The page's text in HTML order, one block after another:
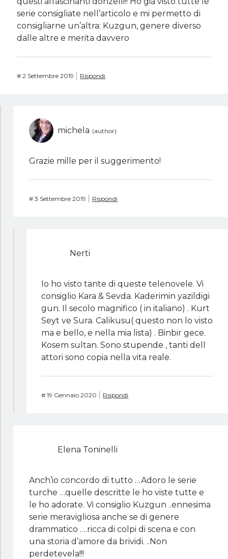
serie consigliate nell’articolo e mi permetto di
consigliarne un’altra: Kuzgun, genere diverso
dalle altre e merita davvero
#2 Settembre 2019 Rispondi
michela
Grazie mille per il suggerimento!
#3 Settembre 2019 Rispondi
Nerti
Io ho visto tante di queste telenovele. Vi
consiglio Kara & Sevda. Kaderimin yazildigi
gun. Il secolo magnifico ( in italiano) . Kurt
Seyt ve Sura. Calikusu( questo non lo visto
ma e bello, e nella mia lista) . Binbir gece.
Kosem sultan. Sono stupende , tanti dell
attori sono copia nella vita reale.
#19 Gennaio 2020 Rispondi
Elena Toninelli
Anch’io concordo di tutto …Adoro le serie
turche …quelle descritte le ho viste tutte e
le ho adorate. Vi consiglio Kuzgun ..ennesima
serie meravigliosa anche se di genere
drammatico ….ricca di colpi di scena e con
una storia d’amore da brividi. ..Non
perdetevela!!!